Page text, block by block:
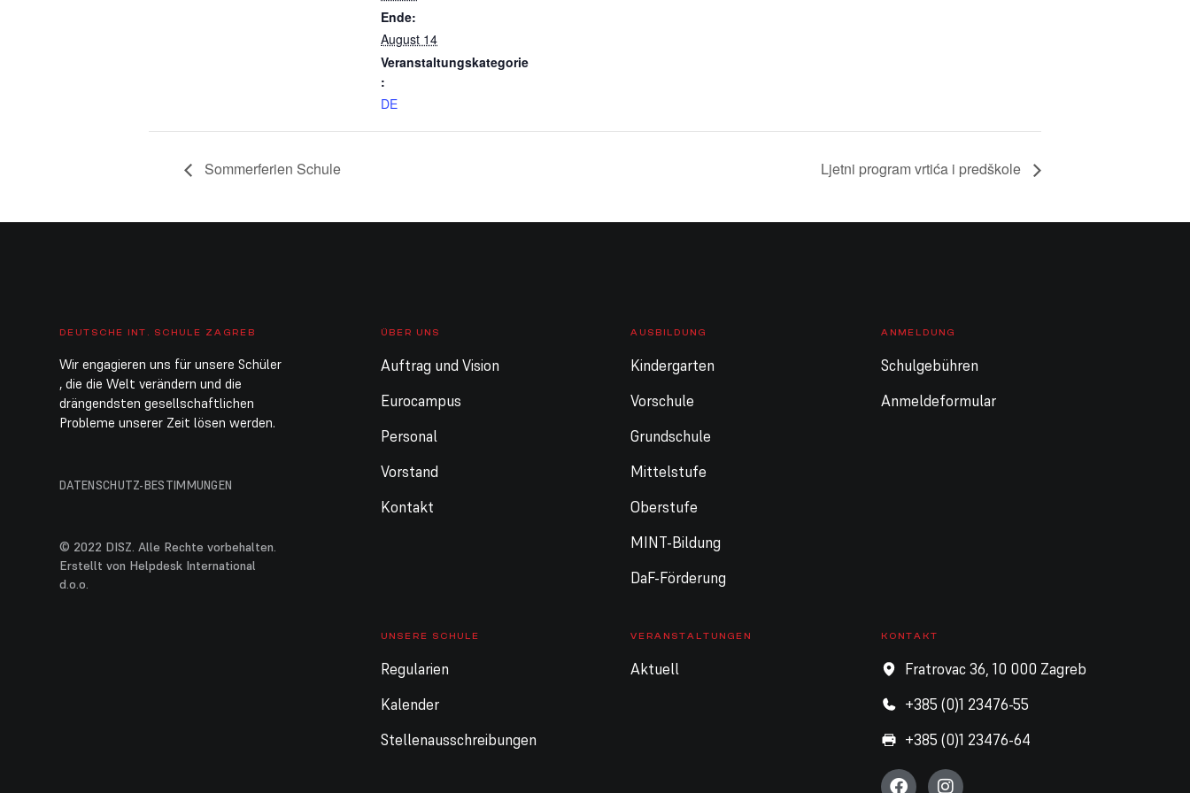
Ende:
August 14
Veranstaltungskategorie
:
DE
Sommerferien Schule Ljetni program vrtića i predškole
DEUTSCHE INT. SCHULE ZAGREB
Wir engagieren uns für unsere Schüler
, die die Welt verändern und die
drängendsten gesellschaftlichen
Probleme unserer Zeit lösen werden.
DATENSCHUTZ-BESTIMMUNGEN
© 2022 DISZ. Alle Rechte vorbehalten.
Erstellt von Helpdesk International
d.o.o.
ÜBER UNS
Auftrag und Vision
Eurocampus
Personal
Vorstand
Kontakt
AUSBILDUNG
Kindergarten
Vorschule
Grundschule
Mittelstufe
Oberstufe
MINT-Bildung
DaF-Förderung
ANMELDUNG
Schulgebühren
Anmeldeformular
UNSERE SCHULE
Regularien
Kalender
Stellenausschreibungen
VERANSTALTUNGEN
Aktuell
KONTAKT
Fratrovac 36, 10 000 Zagreb
+385 (0)1 23476-55
+385 (0)1 23476-64